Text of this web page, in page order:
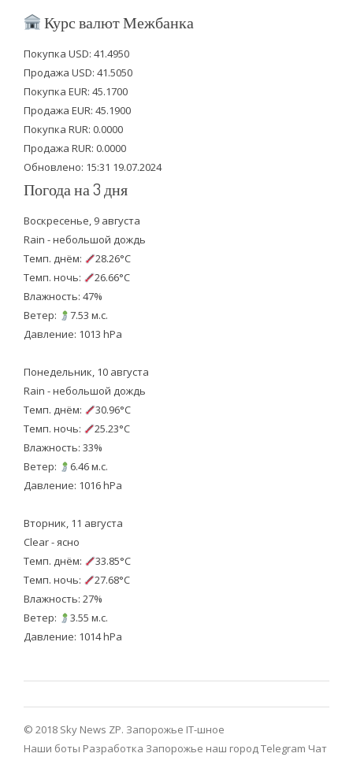
i
t
e
r
c
b
o
o
k
u
u
b
e
Курс валют Межбанка
Покупка USD: 41.4950
Продажа USD: 41.5050
Покупка EUR: 45.1700
Продажа EUR: 45.1900
Покупка RUR: 0.0000
Продажа RUR: 0.0000
Обновлено: 15:31 19.07.2024
Погода на 3 дня
Воскресенье, 9 августа
Rain - небольшой дождь
Темп. днём:
28.26°C
Темп. ночь:
26.66°C
Влажность: 47%
Ветер:
7.53 м.с.
Давление: 1013 hPa
Понедельник, 10 августа
Rain - небольшой дождь
Темп. днём:
30.96°C
Темп. ночь:
25.23°C
Влажность: 33%
Ветер:
6.46 м.с.
Давление: 1016 hPa
Вторник, 11 августа
Clear - ясно
Темп. днём:
33.85°C
Темп. ночь:
27.68°C
Влажность: 27%
Ветер:
3.55 м.с.
Давление: 1014 hPa
© 2018 Sky News ZP. Запорожье IT-шное
Наши боты Разработка Запорожье наш город Telegram Чат